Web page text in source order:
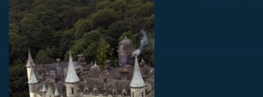
TV Program
Časopis
Sledujte prima+